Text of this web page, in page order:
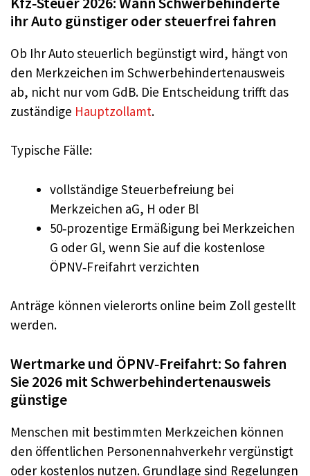
ihr Auto günstiger oder steuerfrei fahren
Ob Ihr Auto steuerlich begünstigt wird, hängt von
den Merkzeichen im Schwerbehindertenausweis
ab, nicht nur vom GdB. Die Entscheidung trifft das
zuständige Hauptzollamt.
Typische Fälle:
vollständige Steuerbefreiung bei
Merkzeichen aG, H oder Bl
50‑prozentige Ermäßigung bei Merkzeichen
G oder Gl, wenn Sie auf die kostenlose
ÖPNV‑Freifahrt verzichten
Anträge können vielerorts online beim Zoll gestellt
werden.
Wertmarke und ÖPNV‑Freifahrt: So fahren
Sie 2026 mit Schwerbehindertenausweis
günstige
Menschen mit bestimmten Merkzeichen können
den öffentlichen Personennahverkehr vergünstigt
oder kostenlos nutzen. Grundlage sind Regelungen